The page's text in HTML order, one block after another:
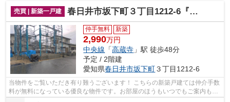
売買 | 新築一戸建 春日井市坂下町３丁目1212-6『仲介料無料』新築戸建て
仲手無料 新築
2,990万円
中央線 「高蔵寺 」駅 徒歩48分
予定 / 2階建
愛知県春日井市坂下町３丁目1212-6
当物件をご覧いただき有り難うございます！ こちらの新築戸建ては仲介手数
料が無料になっている優良な物件です。お部屋のほうもいつでもご案内もさ